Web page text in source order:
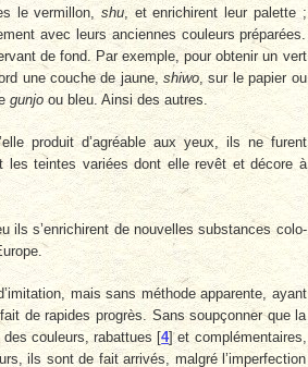
le vermillon,shu, et enrichirent leur palette ;
avec leurs anciennes couleurs préparées.
de fond. Par exemple, pour obtenir un vert
une couche de jaune,shiwo , sur le papier ou
gunjoou bleu. Ainsi des autres.
produit d’agréable aux yeux, ils ne furent
les teintes variées dont elle revêt et décore à
ils s’enrichirent de nouvelles substances colo­
mais sans méthode apparente, ayant
de rapides progrès. Sans soupçonner que la
couleurs, rabattues [4]et complémentaires,
ils sont de fait arrivés, malgré l’imperfection